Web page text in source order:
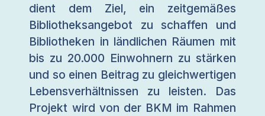
dient dem Ziel, ein zeitgemäßes
Bibliotheksangebot zu schaffen und
Bibliotheken in ländlichen Räumen mit
bis zu 20.000 Einwohnern zu stärken
und so einen Beitrag zu gleichwertigen
Lebensverhältnissen zu leisten. Das
Projekt wird von der BKM im Rahmen